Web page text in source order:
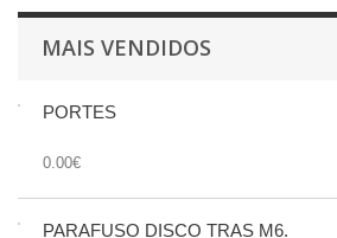
MAIS VENDIDOS
PORTES
0.00€
PARAFUSO DISCO TRÁS M6.